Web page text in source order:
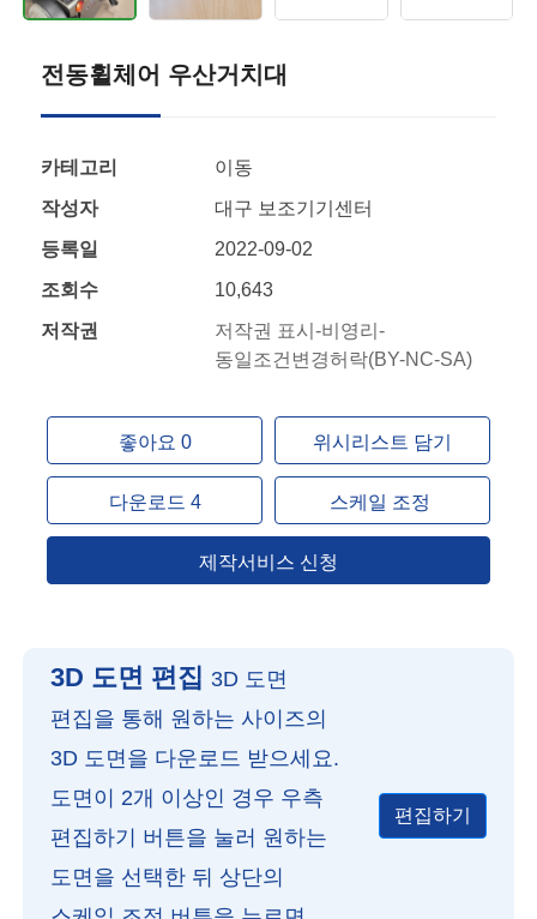
전동휠체어 우산거치대
카테고리
이동
작성자
대구 보조기기센터
등록일
2022-09-02
조회수
10,643
저작권
저작권 표시-비영리-
동일조건변경허락(BY-NC-SA)
좋아요 0 위시리스트 담기
다운로드 4 스케일 조정
제작서비스 신청
3D 도면 편집 3D 도면
편집을 통해 원하는 사이즈의
3D 도면을 다운로드 받으세요.
도면이 2개 이상인 경우 우측
편집하기 버튼을 눌러 원하는
도면을 선택한 뒤 상단의
편집하기